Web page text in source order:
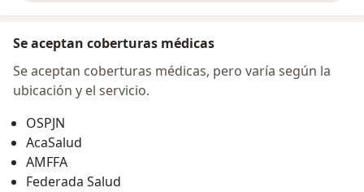
Se aceptan coberturas médicas
Se aceptan coberturas médicas, pero varía según la
ubicación y el servicio.
OSPJN
AcaSalud
AMFFA
Federada Salud